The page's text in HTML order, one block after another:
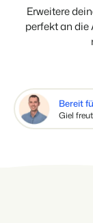
Erweitere
perfekt an
Bereit
Giel